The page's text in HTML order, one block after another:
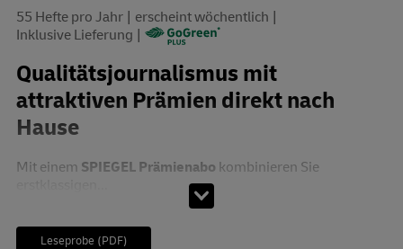
55 Hefte pro Jahr
erscheint wöchentlich
Inklusive Lieferung
Qualitätsjournalismus mit
attraktiven Prämien direkt nach
Hause
Mit einem SPIEGEL Prämienabo kombinieren Sie
Leseprobe (PDF)